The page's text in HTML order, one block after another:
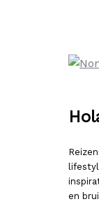
en